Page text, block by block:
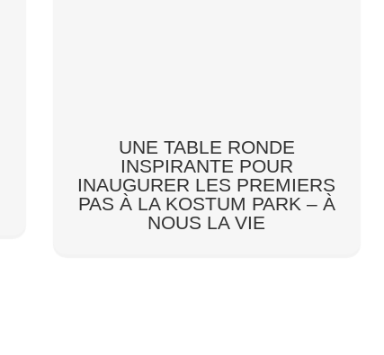
UNE TABLE RONDE
INSPIRANTE POUR
INAUGURER LES PREMIERS
PAS À LA KOSTUM PARK – À
NOUS LA VIE